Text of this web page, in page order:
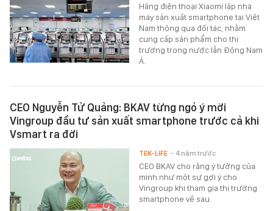
Hãng điện thoại Xiaomi lập nhà
máy sản xuất smartphone tại Việt
Nam thông qua đối tác, nhằm
cung cấp sản phẩm cho thị
trường trong nước lẫn Đông Nam
Á.
CEO Nguyễn Tử Quảng: BKAV từng ngỏ ý mời
Vingroup đầu tư sản xuất smartphone trước cả khi
Vsmart ra đời
CEO BKAV cho rằng ý tưởng của
mình như một sự gợi ý cho
Vingroup khi tham gia thị trường
smartphone về sau.
TEK-LIFE - 4 năm trước